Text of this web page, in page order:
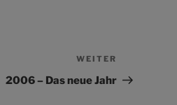
Beitrag
WEITER
2006 – Das neue Jahr